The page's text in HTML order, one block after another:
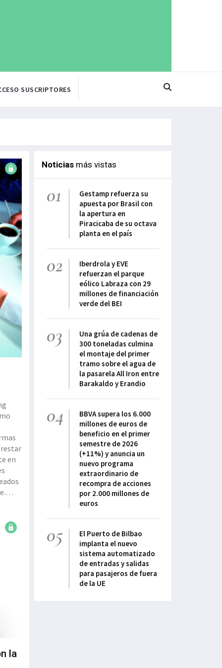
SUSCRIPTORES
en
la
Noticiasmás vistas
01
Gestamp refuerza su
apuesta por Brasil con
la apertura en
Piracicaba de su octava
planta en el país
02
Iberdrola y EVE
refuerzan el parque
eólico Labraza con 29
millones de financiación
verde del BEI
03
Una grúa de cadenas de
300 toneladas culmina
el montaje del primer
tramo sobre el agua de
la pasarela All Iron entre
Barakaldo y Erandio
04
BBVA supera los 6.000
millones de euros de
beneficio en el primer
semestre de 2026
(+11%) y anuncia un
nuevo programa
extraordinario de
recompra de acciones
por 2.000 millones de
euros
05
El Puerto de Bilbao
implanta el nuevo
sistema automatizado
de entradas y salidas
para pasajeros de fuera
de la UE